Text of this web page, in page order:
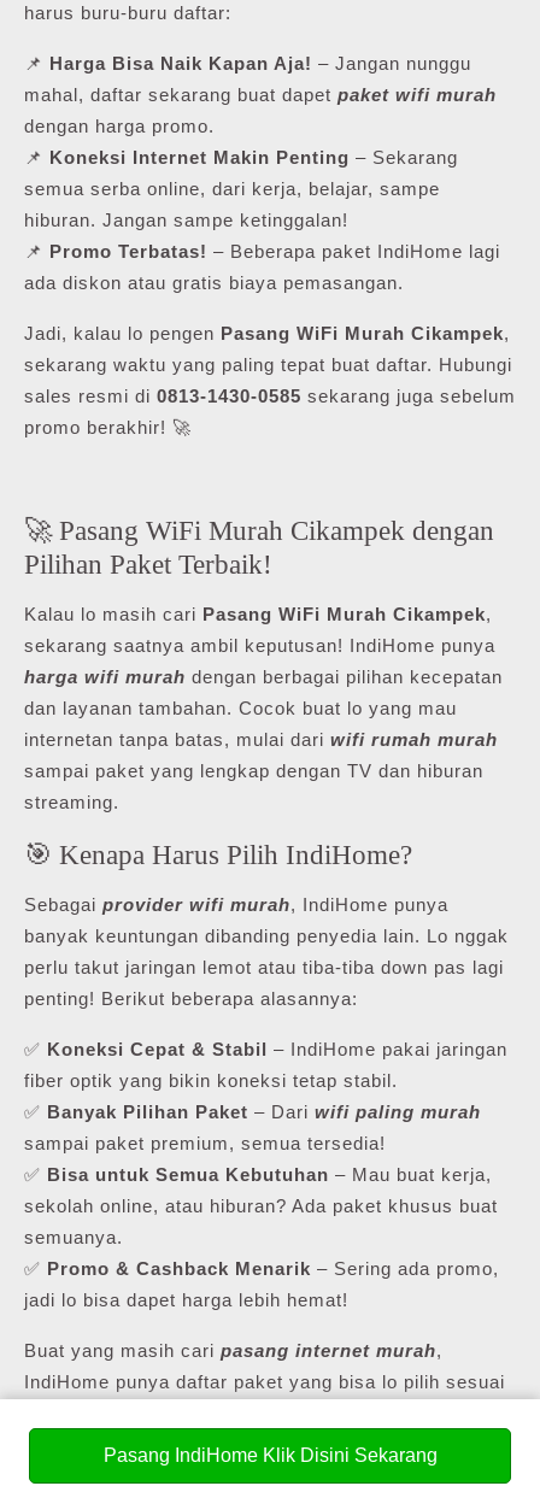
harus buru-buru daftar:
📌 Harga Bisa Naik Kapan Aja! – Jangan nunggu
mahal, daftar sekarang buat dapet paket wifi murah
dengan harga promo.
📌 Koneksi Internet Makin Penting – Sekarang
semua serba online, dari kerja, belajar, sampe
hiburan. Jangan sampe ketinggalan!
📌 Promo Terbatas! – Beberapa paket IndiHome lagi
ada diskon atau gratis biaya pemasangan.
Jadi, kalau lo pengen Pasang WiFi Murah Cikampek,
sekarang waktu yang paling tepat buat daftar. Hubungi
sales resmi di 0813-1430-0585 sekarang juga sebelum
promo berakhir! 🚀
🚀 Pasang WiFi Murah Cikampek dengan
Pilihan Paket Terbaik!
Kalau lo masih cari Pasang WiFi Murah Cikampek,
sekarang saatnya ambil keputusan! IndiHome punya
harga wifi murah dengan berbagai pilihan kecepatan
dan layanan tambahan. Cocok buat lo yang mau
internetan tanpa batas, mulai dari wifi rumah murah
sampai paket yang lengkap dengan TV dan hiburan
streaming.
🎯 Kenapa Harus Pilih IndiHome?
Sebagai provider wifi murah, IndiHome punya
banyak keuntungan dibanding penyedia lain. Lo nggak
perlu takut jaringan lemot atau tiba-tiba down pas lagi
penting! Berikut beberapa alasannya:
✅ Koneksi Cepat & Stabil – IndiHome pakai jaringan
fiber optik yang bikin koneksi tetap stabil.
✅ Banyak Pilihan Paket – Dari wifi paling murah
sampai paket premium, semua tersedia!
✅ Bisa untuk Semua Kebutuhan – Mau buat kerja,
sekolah online, atau hiburan? Ada paket khusus buat
semuanya.
✅ Promo & Cashback Menarik – Sering ada promo,
jadi lo bisa dapet harga lebih hemat!
Buat yang masih cari pasang internet murah,
IndiHome punya daftar paket yang bisa lo pilih sesuai
Pasang IndiHome Klik Disini Sekarang